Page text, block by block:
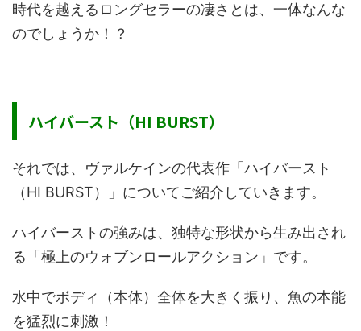
時代を越えるロングセラーの凄さとは、一体なんな
のでしょうか！？
ハイバースト（HI BURST）
それでは、ヴァルケインの代表作「ハイバースト
（HI BURST）」についてご紹介していきます。
ハイバーストの強みは、独特な形状から生み出され
る「極上のウォブンロールアクション」です。
水中でボディ（本体）全体を大きく振り、魚の本能
を猛烈に刺激！